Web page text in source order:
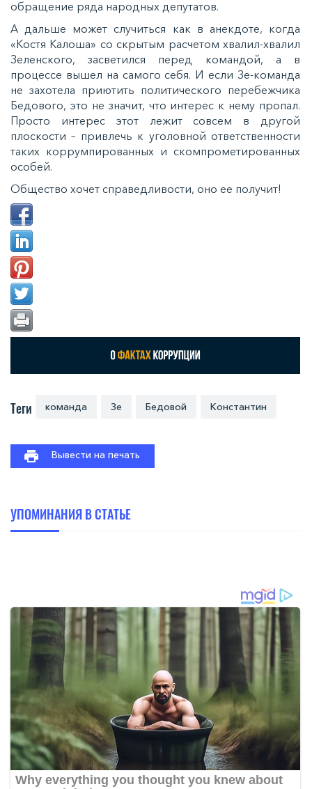
обращение ряда народных депутатов.
А дальше может случиться как в анекдоте, когда
«Костя Калоша» со скрытым расчетом хвалил-хвалил
Зеленского, засветился перед командой, а в
процессе вышел на самого себя. И если Зе-команда
не захотела приютить политического перебежчика
Бедового, это не значит, что интерес к нему пропал.
Просто интерес этот лежит совсем в другой
плоскости – привлечь к уголовной ответственности
таких коррумпированных и скомпрометированных
особей.
Общество хочет справедливости, оно ее получит!
Теги команда Зе Бедовой Константин
Вывести на печать
УПОМИНАНИЯ В СТАТЬЕ